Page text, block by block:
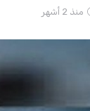
منذ 2 أشهر